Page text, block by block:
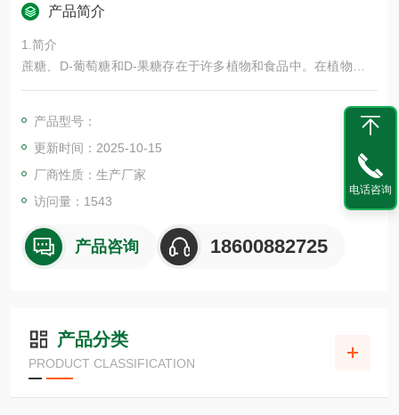
产品简介
1.简介
蔗糖、D-葡萄糖和D-果糖存在于许多植物和食品中。在植物中，
D-葡萄糖和D-果糖以游离形式存在，蔗糖及低聚糖以多糖形式存
在。它们大量存在于蜂蜜、葡萄酒、啤酒、面包、糕点、巧克力
和糖果中。在葡萄酒工业中，只有少数情况（如香槟酒的生产）
允许添加蔗糖。
2．产品性能
糖苷酶也可水解低分子量果聚糖（如蔗果三糖），因此该方法与
其他所
产品型号：
更新时间：2025-10-15
厂商性质：生产厂家
访问量：1543
产品咨询 18600882725
产品分类
PRODUCT CLASSIFICATION
电话咨询